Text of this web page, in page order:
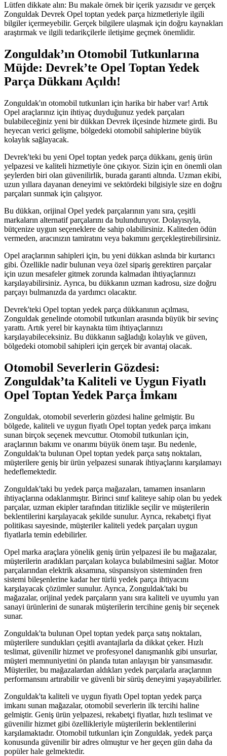
Lütfen dikkate alın: Bu makale örnek bir içerik yazısıdır ve gerçek
Zonguldak Devrek Opel toptan yedek parça hizmetleriyle ilgili
bilgiler içermeyebilir. Gerçek bilgilere ulaşmak için doğru kaynakları
araştırmak ve ilgili tedarikçilerle iletişime geçmek önemlidir.
Zonguldak’ın Otomobil Tutkunlarına
Müjde: Devrek’te Opel Toptan Yedek
Parça Dükkanı Açıldı!
Zonguldak'ın otomobil tutkunları için harika bir haber var! Artık
Opel araçlarınız için ihtiyaç duyduğunuz yedek parçaları
bulabileceğiniz yeni bir dükkan Devrek ilçesinde hizmete girdi. Bu
heyecan verici gelişme, bölgedeki otomobil sahiplerine büyük
kolaylık sağlayacak.
Devrek'teki bu yeni Opel toptan yedek parça dükkanı, geniş ürün
yelpazesi ve kaliteli hizmetiyle öne çıkıyor. Sizin için en önemli olan
şeylerden biri olan güvenilirlik, burada garanti altında. Uzman ekibi,
uzun yıllara dayanan deneyimi ve sektördeki bilgisiyle size en doğru
parçaları sunmak için çalışıyor.
Bu dükkan, orijinal Opel yedek parçalarının yanı sıra, çeşitli
markaların alternatif parçalarını da bulunduruyor. Dolayısıyla,
bütçenize uygun seçeneklere de sahip olabilirsiniz. Kaliteden ödün
vermeden, aracınızın tamiratını veya bakımını gerçekleştirebilirsiniz.
Opel araçlarının sahipleri için, bu yeni dükkan aslında bir kurtarıcı
gibi. Özellikle nadir bulunan veya özel sipariş gerektiren parçalar
için uzun mesafeler gitmek zorunda kalmadan ihtiyaçlarınızı
karşılayabilirsiniz. Ayrıca, bu dükkanın uzman kadrosu, size doğru
parçayı bulmanızda da yardımcı olacaktır.
Devrek'teki Opel toptan yedek parça dükkanının açılması,
Zonguldak genelinde otomobil tutkunları arasında büyük bir sevinç
yarattı. Artık yerel bir kaynakta tüm ihtiyaçlarınızı
karşılayabileceksiniz. Bu dükkanın sağladığı kolaylık ve güven,
bölgedeki otomobil sahipleri için gerçek bir avantaj olacak.
Otomobil Severlerin Gözdesi:
Zonguldak’ta Kaliteli ve Uygun Fiyatlı
Opel Toptan Yedek Parça İmkanı
Zonguldak, otomobil severlerin gözdesi haline gelmiştir. Bu
bölgede, kaliteli ve uygun fiyatlı Opel toptan yedek parça imkanı
sunan birçok seçenek mevcuttur. Otomobil tutkunları için,
araçlarının bakımı ve onarımı büyük önem taşır. Bu nedenle,
Zonguldak'ta bulunan Opel toptan yedek parça satış noktaları,
müşterilere geniş bir ürün yelpazesi sunarak ihtiyaçlarını karşılamayı
hedeflemektedir.
Zonguldak'taki bu yedek parça mağazaları, tamamen insanların
ihtiyaçlarına odaklanmıştır. Birinci sınıf kaliteye sahip olan bu yedek
parçalar, uzman ekipler tarafından titizlikle seçilir ve müşterilerin
beklentilerini karşılayacak şekilde sunulur. Ayrıca, rekabetçi fiyat
politikası sayesinde, müşteriler kaliteli yedek parçaları uygun
fiyatlarla temin edebilirler.
Opel marka araçlara yönelik geniş ürün yelpazesi ile bu mağazalar,
müşterilerin aradıkları parçaları kolayca bulabilmesini sağlar. Motor
parçalarından elektrik aksamına, süspansiyon sisteminden fren
sistemi bileşenlerine kadar her türlü yedek parça ihtiyacını
karşılayacak çözümler sunulur. Ayrıca, Zonguldak'taki bu
mağazalar, orijinal yedek parçaların yanı sıra kaliteli ve uyumlu yan
sanayi ürünlerini de sunarak müşterilerin tercihine geniş bir seçenek
sunar.
Zonguldak'ta bulunan Opel toptan yedek parça satış noktaları,
müşterilere sundukları çeşitli avantajlarla da dikkat çeker. Hızlı
teslimat, güvenilir hizmet ve profesyonel danışmanlık gibi unsurlar,
müşteri memnuniyetini ön planda tutan anlayışın bir yansımasıdır.
Müşteriler, bu mağazalardan aldıkları yedek parçalarla araçlarının
performansını artırabilir ve güvenli bir sürüş deneyimi yaşayabilirler.
Zonguldak'ta kaliteli ve uygun fiyatlı Opel toptan yedek parça
imkanı sunan mağazalar, otomobil severlerin ilk tercihi haline
gelmiştir. Geniş ürün yelpazesi, rekabetçi fiyatlar, hızlı teslimat ve
güvenilir hizmet gibi özellikleriyle müşterilerin beklentilerini
karşılamaktadır. Otomobil tutkunları için Zonguldak, yedek parça
konusunda güvenilir bir adres olmuştur ve her geçen gün daha da
popüler hale gelmektedir.